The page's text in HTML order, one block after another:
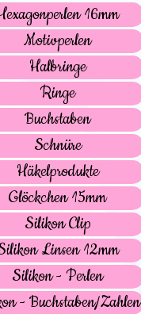
16mm
Motivperlen
Halbringe
Ringe
Buchstaben
Schnüre
Häkelprodukte
Glöckchen 15mm
Silikon Clip
Linsen 12mm
Silikon - Perlen
- Buchstaben/Zahlen